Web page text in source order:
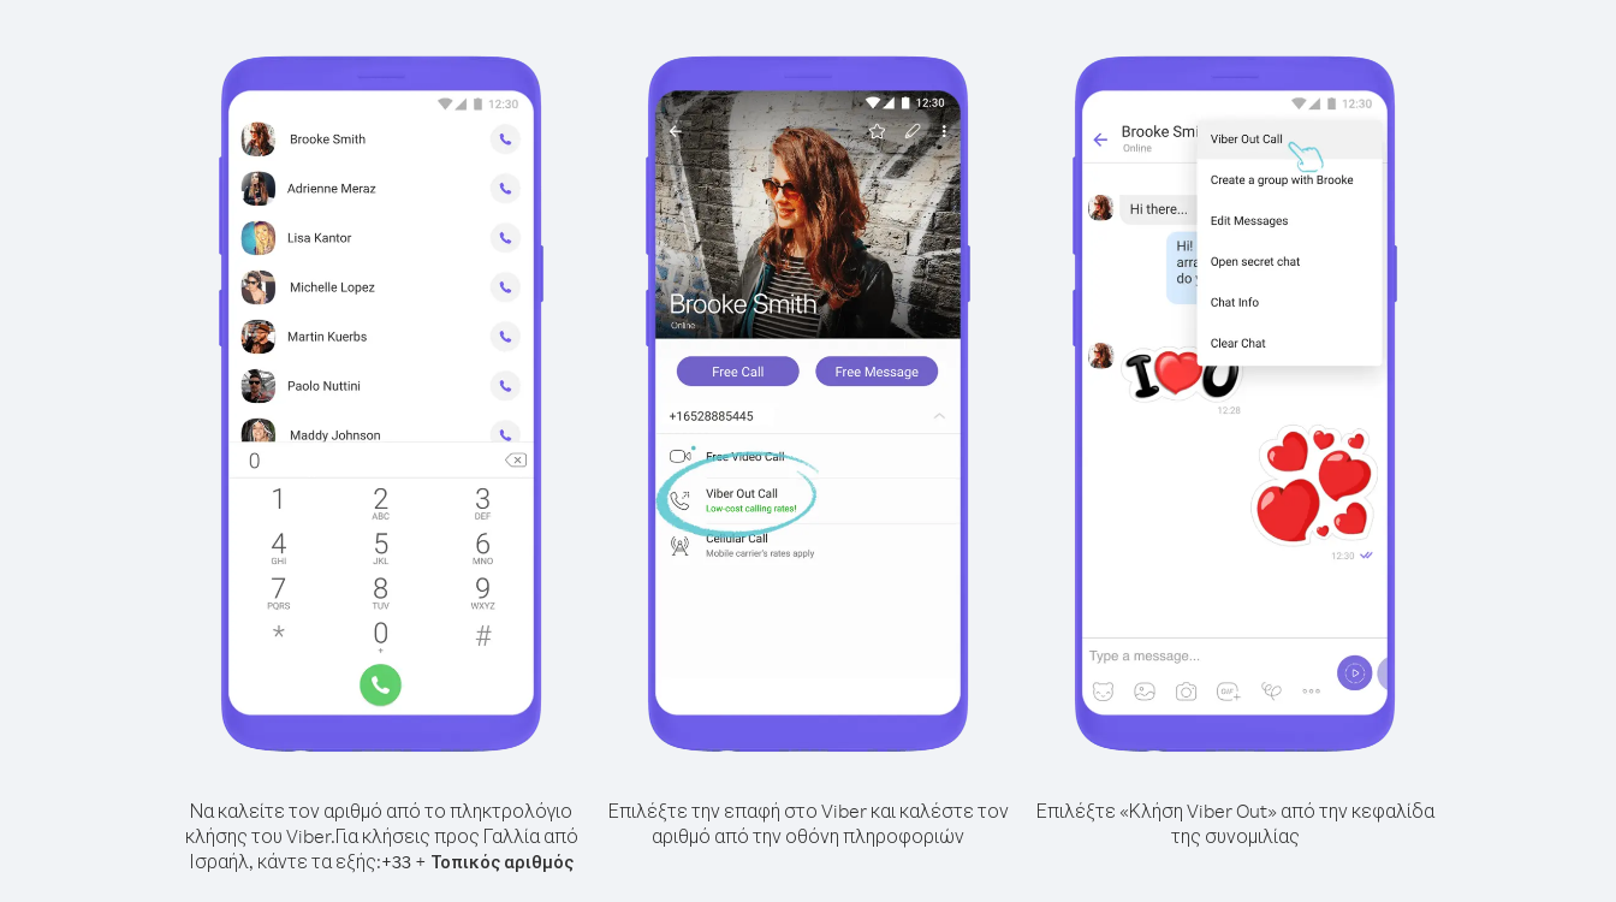
Να καλείτε τον αριθμό από το πληκτρολόγιο
κλήσης του Viber.Για κλήσεις προς Γαλλία από
Ισραήλ, κάντε τα εξής:+33 + Τοπικός αριθμός
Επιλέξτε την επαφή στο Viber και καλέστε τον
αριθμό από την οθόνη πληροφοριών
Επιλέξτε «Κλήση Viber Out» από την κεφαλίδα
της συνομιλίας